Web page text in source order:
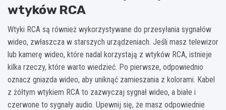
wtyków RCA
Wtyki RCA są również wykorzystywane do przesyłania sygnałów
wideo, zwłaszcza w starszych urządzeniach. Jeśli masz telewizor
lub kamerę wideo, które nadal korzystają z wtyków RCA, istnieje
kilka rzeczy, które warto wiedzieć. Po pierwsze, odpowiednio
oznacz gniazda wideo, aby uniknąć zamieszania z kolorami. Kabel
z żółtym wtykiem RCA to zazwyczaj sygnał wideo, a białe i
czerwone to sygnały audio. Upewnij się, że masz odpowiednie